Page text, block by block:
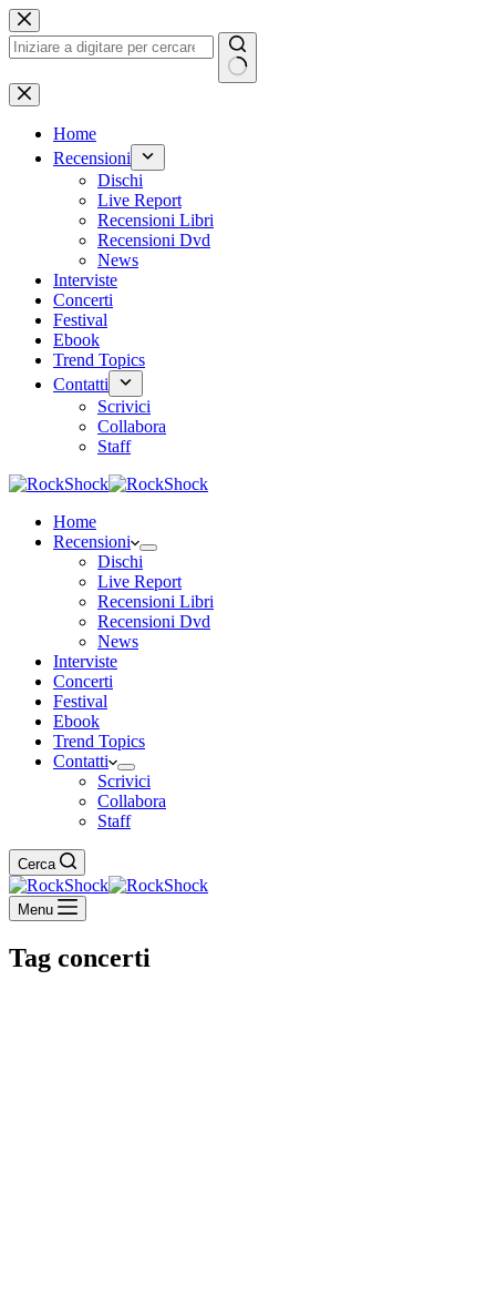
Salta
al
contenuto
Nessun
risultato
Home
Recensioni
Dischi
Live Report
Recensioni Libri
Recensioni Dvd
News
Interviste
Concerti
Festival
Ebook
Trend Topics
Contatti
Scrivici
Collabora
Staff
Home
Recensioni
Dischi
Live Report
Recensioni Libri
Recensioni Dvd
News
Interviste
Concerti
Festival
Ebook
Trend Topics
Contatti
Scrivici
Collabora
Staff
Cerca
Menu
Tag concerti